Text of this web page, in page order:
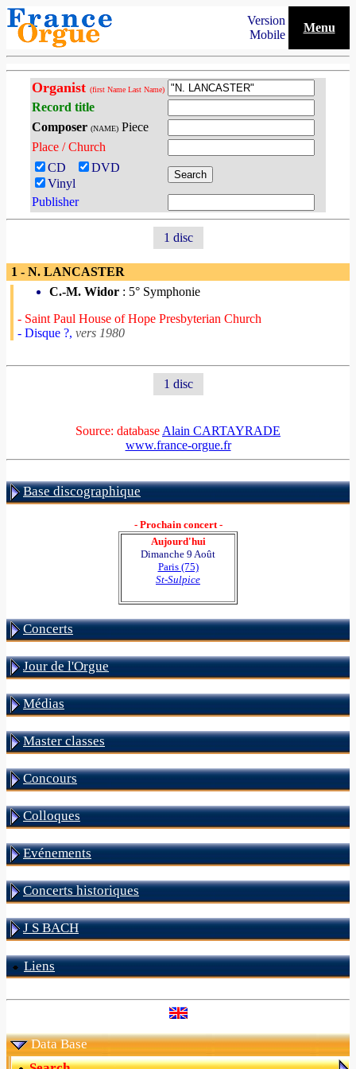
Version
Mobile
Menu
Organist (first Name Last Name)
Record title
Composer (NAME) Piece
Place / Church
CD
DVD
Vinyl
Publisher
1 disc
1 - N. LANCASTER
C.-M. Widor : 5° Symphonie
- Saint Paul House of Hope Presbyterian Church
- Disque ?, vers 1980
1 disc
Source: database Alain CARTAYRADE
www.france-orgue.fr
Base discographique
- Prochain concert -
Aujourd'hui
Dimanche 9 Août
Paris (75)
St-Sulpice
Concerts
Jour de l'Orgue
Médias
Master classes
Concours
Colloques
Evénements
Concerts historiques
J S BACH
Liens
Data Base